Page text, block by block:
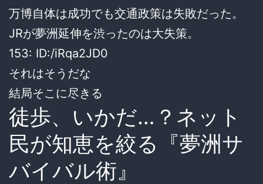
万博自体は成功でも交通政策は失敗だった。
JRが夢洲延伸を渋ったのは大失策。
153: ID:/iRqa2JD0
それはそうだな
結局そこに尽きる
徒歩、いかだ…？ネット
民が知恵を絞る『夢洲サ
バイバル術』